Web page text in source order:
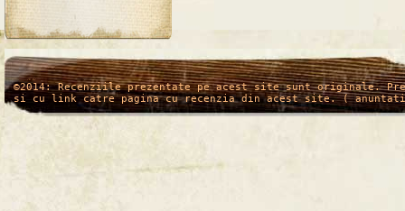
/* */
©2014: Recenziile prezentate pe acest site sunt originale.
si cu link catre pagina cu recenzia din acest site. (